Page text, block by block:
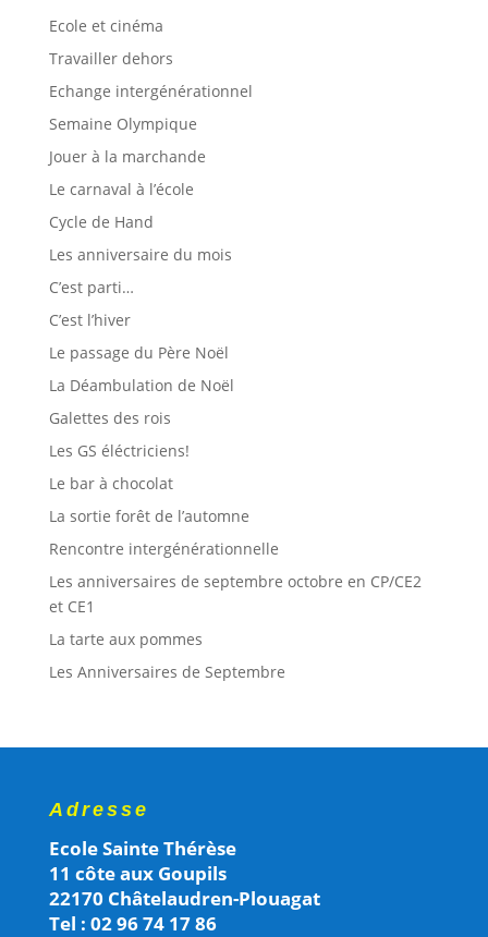
Ecole et cinéma
Travailler dehors
Echange intergénérationnel
Semaine Olympique
Jouer à la marchande
Le carnaval à l’école
Cycle de Hand
Les anniversaire du mois
C’est parti…
C’est l’hiver
Le passage du Père Noël
La Déambulation de Noël
Galettes des rois
Les GS éléctriciens!
Le bar à chocolat
La sortie forêt de l’automne
Rencontre intergénérationnelle
Les anniversaires de septembre octobre en CP/CE2
et CE1
La tarte aux pommes
Les Anniversaires de Septembre
Adresse
Ecole Sainte Thérèse
11 côte aux Goupils
22170 Châtelaudren-Plouagat
Tel : 02 96 74 17 86